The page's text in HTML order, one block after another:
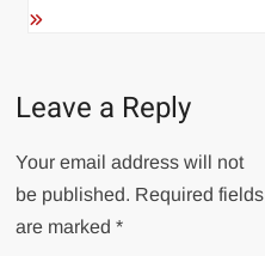
Leave a Reply
Your email address will not
be published. Required fields
are marked*